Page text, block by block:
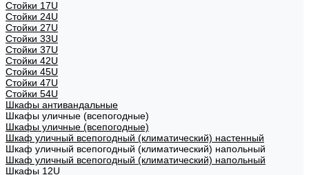
Стойки 17U
Стойки 24U
Стойки 27U
Стойки 33U
Стойки 37U
Стойки 42U
Стойки 45U
Стойки 47U
Стойки 54U
Шкафы антивандальные
Шкафы уличные (всепогодные)
Шкафы уличные (всепогодные)
Шкаф уличный всепогодный (климатический) настенный
Шкаф уличный всепогодный (климатический) напольный
Шкаф уличный всепогодный (климатический) напольный
Шкафы 12U